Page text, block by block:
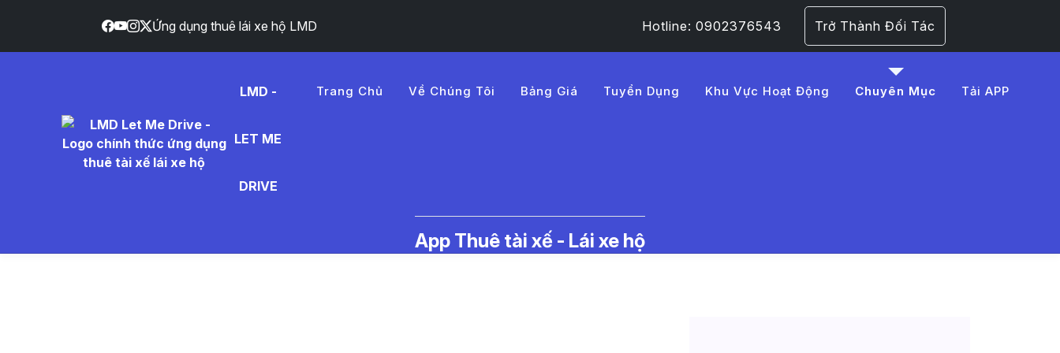
Ứng dụng thuê lái xe hộ LMD Hotline: 0902376543 Trở Thành Đối Tác
LMD -
LET ME
DRIVE
Trang Chủ Về Chúng Tôi Bảng Giá Tuyển Dụng Khu Vực Hoạt Động Chuyên Mục Tải APP
App Thuê tài xế - Lái xe hộ
m%E1%BA%B9o%20ch%C4%83m%20s%C3%B3c%20xe
- Tin Tức Thuê Tài Xế Lái Xe Hộ | LMD - Trang 1​